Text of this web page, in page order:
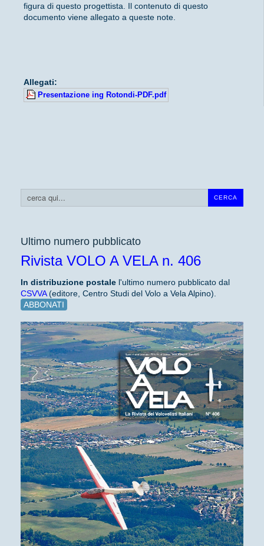
CERCA
Ultimo numero pubblicato
Rivista VOLO A VELA n. 406
In distribuzione postale l'ultimo numero pubblicato dal
CSVVA(editore, Centro Studi del Volo a Vela Alpino).
ABBONATI
figura di questo progettista. Il contenuto di questo
documento viene allegato a queste note.
Allegati:
Presentazione ing Rotondi-PDF.pdf